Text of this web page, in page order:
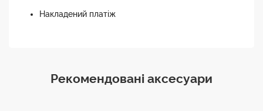
Накладений платіж
Рекомендовані аксесуари